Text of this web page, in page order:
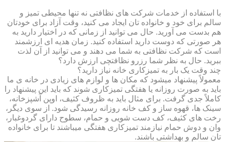
با استفاده از خدمات شرکت های نظافتی نه تنها محیطی تمیز و
سالم برای خود و خانواده تان ایجاد می کنید، وقت آزاد برای خودتان
هم بدست می آورید. حال می توانید از زمانی که در اختیار دارید به
هر صورتی که دوست دارید استفاده کنید. زمان هدیه ای ارزشمند
است که شرکت نظافتی به شما می دهند و می توانید از آن لذت
ببرید. حال به نظر شما رزرو نظافتچی ارزش دارد؟
چند وقت یک بار به تمیزکاری خانه نیاز دارید؟
معمولاً پیشنهاد میشود که مکان ها و لوازم های زیادی در خانه ی ما
باید به صورت روزانه یا هفتگی تمیزکاری شوند که باید این پیشنهاد را
کاملاً جدی گرفت. برای مثال باید به ظروف کثیف، اوپن آشپزخانه،
سینک ها، قهوه ساز و کف خانه روزانه رسیدگی شود. از سوی دیگر،
رخت های کثیف، کف دست شویی و حمام، سطوح دارای گردوغبار،
وان و دوش حمام نیازمند تمیزکاری هفتگی میباشند تا برای خانواده
تان سالم و بهداشتی باشند.